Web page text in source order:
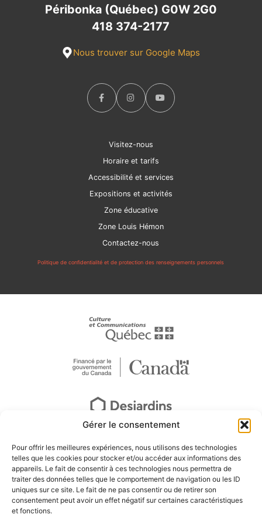
Gérer le consentement
Pour offrir les meilleures expériences, nous utilisons des technologies
telles que les cookies pour stocker et/ou accéder aux informations des
appareils. Le fait de consentir à ces technologies nous permettra de
traiter des données telles que le comportement de navigation ou les ID
uniques sur ce site. Le fait de ne pas consentir ou de retirer son
consentement peut avoir un effet négatif sur certaines caractéristiques
et fonctions.
Péribonka (Québec) G0W 2G0
418 374-2177
Nous trouver sur Google Maps
Visitez-nous
Horaire et tarifs
Accessibilité et services
Expositions et activités
Zone éducative
Zone Louis Hémon
Contactez-nous
Politique de confidentialité et de protection des renseignements personnels